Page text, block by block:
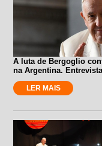
A luta de Bergoglio
na Argentina.
LER MAIS